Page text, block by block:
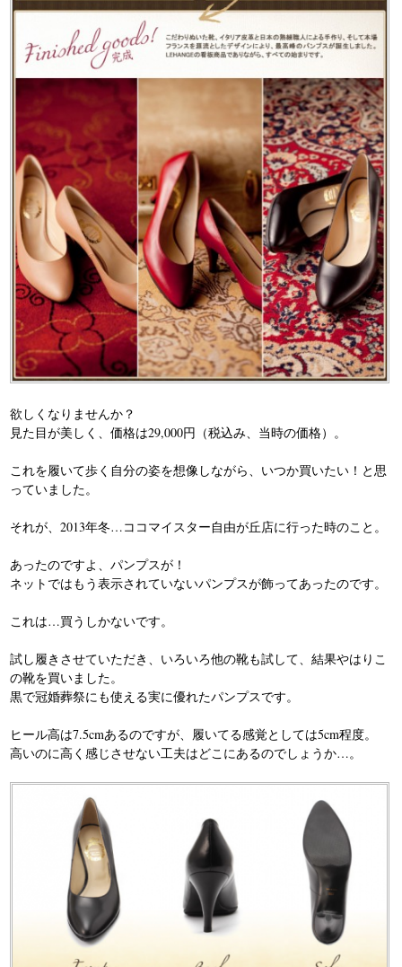
欲しくなりませんか？
見た目が美しく、価格は29,000円（税込み、当時の価格）。
これを履いて歩く自分の姿を想像しながら、いつか買いたい！と思
っていました。
それが、2013年冬…ココマイスター自由が丘店に行った時のこと。
あったのですよ、パンプスが！
ネットではもう表示されていないパンプスが飾ってあったのです。
これは…買うしかないです。
試し履きさせていただき、いろいろ他の靴も試して、結果やはりこ
の靴を買いました。
黒で冠婚葬祭にも使える実に優れたパンプスです。
ヒール高は7.5cmあるのですが、履いてる感覚としては5cm程度。
高いのに高く感じさせない工夫はどこにあるのでしょうか…。